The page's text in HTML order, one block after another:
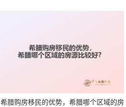
希腊购房移民的优势，希腊哪个区域的房